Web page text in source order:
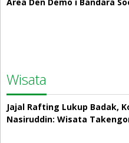
Wisata
Jajal Rafting Lukup Badak,
Nasiruddin: Wisata